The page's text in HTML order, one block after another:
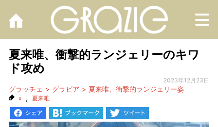
夏来唯、衝撃的ランジェリーのキワ
ド攻め
2023年12月23日
グラッチェ グラビア 夏来唯、衝撃的ランジェリー姿
x , 夏来唯